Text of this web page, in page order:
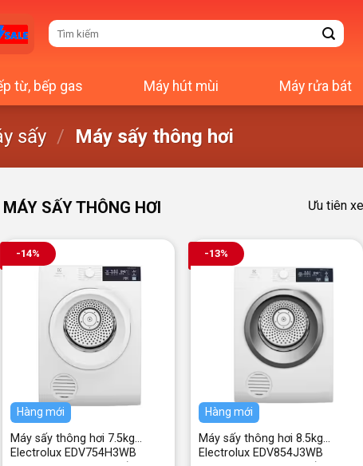
Tìm
kiếm:
từ, bếp gas Máy hút mùi Máy rửa bát
sấy / Máy sấy thông hơi
MÁY SẤY THÔNG HƠI Ưu tiên
-14%
Hàng mới
Máy sấy thông hơi 7.5kg
Electrolux EDV754H3WB
-13%
Hàng mới
Máy sấy thông hơi 8.5kg
Electrolux EDV854J3WB